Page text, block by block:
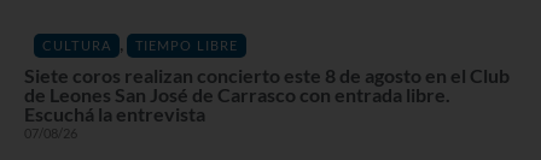
CULTURA , TIEMPO LIBRE
Siete coros realizan concierto este 8 de agosto en el Club
de Leones San José de Carrasco con entrada libre.
Escuchá la entrevista
07/08/26